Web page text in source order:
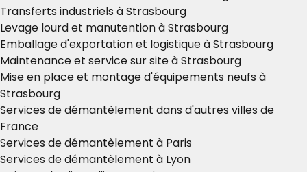
Transferts industriels à Strasbourg
Levage lourd et manutention à Strasbourg
Emballage d'exportation et logistique à Strasbourg
Maintenance et service sur site à Strasbourg
Mise en place et montage d'équipements neufs à
Strasbourg
Services de démantèlement dans d'autres villes de
France
Services de démantèlement à Paris
Services de démantèlement à Lyon